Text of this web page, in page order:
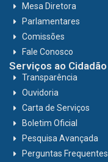
Mesa Diretora
Parlamentares
Comissões
Fale Conosco
Serviços ao Cidadão
Transparência
Ouvidoria
Carta de Serviços
Boletim Oficial
Pesquisa Avançada
Perguntas Frequentes